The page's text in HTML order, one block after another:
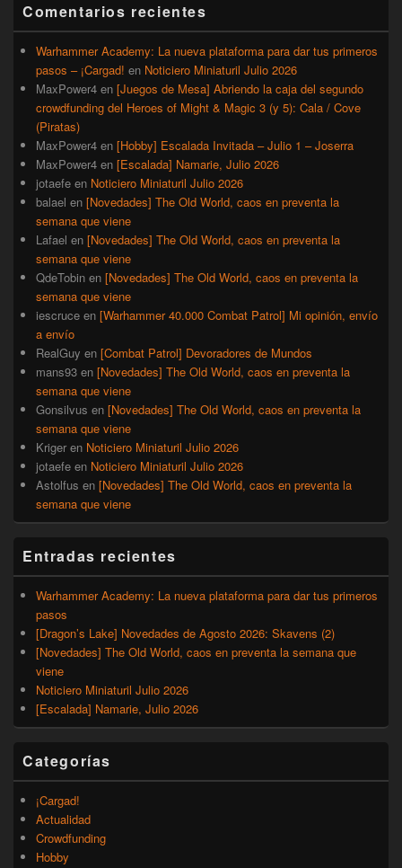
lateral
primaria
Comentarios recientes
Warhammer Academy: La nueva plataforma para dar tus primeros
pasos – ¡Cargad! en Noticiero Miniaturil Julio 2026
MaxPower4 en [Juegos de Mesa] Abriendo la caja del segundo
crowdfunding del Heroes of Might & Magic 3 (y 5): Cala / Cove
(Piratas)
MaxPower4 en [Hobby] Escalada Invitada – Julio 1 – Joserra
MaxPower4 en [Escalada] Namarie, Julio 2026
jotaefe en Noticiero Miniaturil Julio 2026
balael en [Novedades] The Old World, caos en preventa la
semana que viene
Lafael en [Novedades] The Old World, caos en preventa la
semana que viene
QdeTobin en [Novedades] The Old World, caos en preventa la
semana que viene
iescruce en [Warhammer 40.000 Combat Patrol] Mi opinión, envío
a envío
RealGuy en [Combat Patrol] Devoradores de Mundos
mans93 en [Novedades] The Old World, caos en preventa la
semana que viene
Gonsilvus en [Novedades] The Old World, caos en preventa la
semana que viene
Kriger en Noticiero Miniaturil Julio 2026
jotaefe en Noticiero Miniaturil Julio 2026
Astolfus en [Novedades] The Old World, caos en preventa la
semana que viene
Entradas recientes
Warhammer Academy: La nueva plataforma para dar tus primeros
pasos
[Dragon’s Lake] Novedades de Agosto 2026: Skavens (2)
[Novedades] The Old World, caos en preventa la semana que
viene
Noticiero Miniaturil Julio 2026
[Escalada] Namarie, Julio 2026
Categorías
¡Cargad!
Actualidad
Crowdfunding
Hobby